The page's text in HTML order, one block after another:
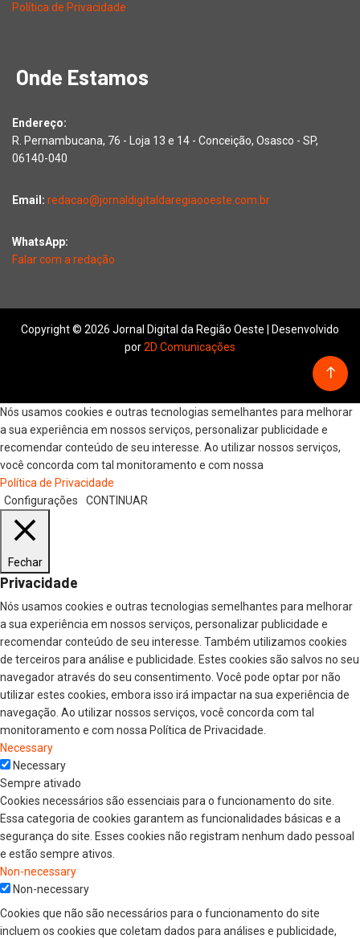
Política de Privacidade
Onde Estamos
Endereço:
R. Pernambucana, 76 - Loja 13 e 14 - Conceição, Osasco - SP,
06140-040
Email: redacao@jornaldigitaldaregiaooeste.com.br
WhatsApp:
Falar com a redação
Copyright © 2026 Jornal Digital da Região Oeste | Desenvolvido
por2D Comunicações
Nós usamos cookies e outras tecnologias semelhantes para melhorar
a sua experiência em nossos serviços, personalizar publicidade e
recomendar conteúdo de seu interesse. Ao utilizar nossos serviços,
você concorda com tal monitoramento e com nossa
Política de Privacidade
Configurações
CONTINUAR
Fechar
Privacidade
Nós usamos cookies e outras tecnologias semelhantes para melhorar
a sua experiência em nossos serviços, personalizar publicidade e
recomendar conteúdo de seu interesse. Também utilizamos cookies
de terceiros para análise e publicidade. Estes cookies são salvos no seu
navegador através do seu consentimento. Você pode optar por não
utilizar estes cookies, embora isso irá impactar na sua experiência de
navegação. Ao utilizar nossos serviços, você concorda com tal
monitoramento e com nossa Política de Privacidade.
Necessary
Necessary
Sempre ativado
Cookies necessários são essenciais para o funcionamento do site.
Essa categoria de cookies garantem as funcionalidades básicas e a
segurança do site. Esses cookies não registram nenhum dado pessoal
e estão sempre ativos.
Non-necessary
Non-necessary
Cookies que não são necessários para o funcionamento do site
incluem os cookies que coletam dados para análises e publicidade,